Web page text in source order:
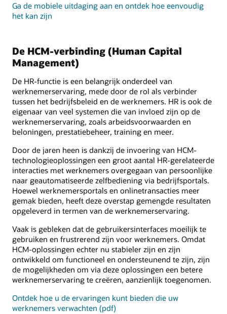
Ga de mobiele uitdaging aan en ontdek hoe eenvoudig
het kan zijn
De HCM-verbinding (Human Capital
Management)
De HR-functie is een belangrijk onderdeel van
werknemerservaring, mede door de rol als verbinder
tussen het bedrijfsbeleid en de werknemers. HR is ook de
eigenaar van veel systemen die van invloed zijn op de
werknemerservaring, zoals arbeidsvoorwaarden en
beloningen, prestatiebeheer, training en meer.
Door de jaren heen is dankzij de invoering van HCM-
technologieoplossingen een groot aantal HR-gerelateerde
interacties met werknemers overgegaan van persoonlijke
naar geautomatiseerde zelfbediening via bedrijfsportals.
Hoewel werknemersportals en onlinetransacties meer
gemak bieden, heeft deze overstap gemengde resultaten
opgeleverd in termen van de werknemerservaring.
Vaak is gebleken dat de gebruikersinterfaces moeilijk te
gebruiken en frustrerend zijn voor werknemers. Omdat
HCM-oplossingen echter nu stabieler zijn en zijn
ontwikkeld om functioneel en ondersteunend te zijn, zijn
de mogelijkheden om via deze oplossingen een betere
werknemerservaring te creëren, aanzienlijk toegenomen.
Ontdek hoe u de ervaringen kunt bieden die uw
werknemers verwachten (pdf)